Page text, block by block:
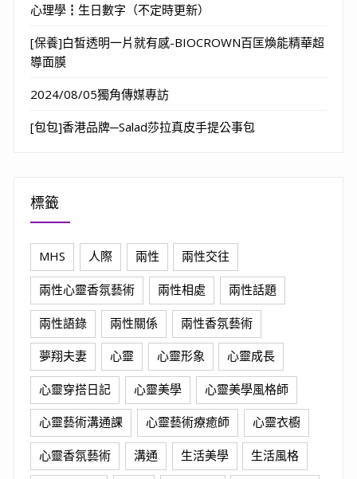
心理學┇生日數字（不定時更新）
[保養]白皙透明一片就有感-BIOCROWN百匡煥能精華超
導面膜
2024/08/05獨角傳媒專訪
[包包]香港品牌─Salad莎拉真皮手提公事包
標籤
MHS 人際 兩性 兩性交往
兩性心靈香氛藝術 兩性相處 兩性話題
兩性語錄 兩性關係 兩性香氛藝術
夢翔夫妻 心靈 心靈形象 心靈成長
心靈穿搭日記 心靈美學 心靈美學風格師
心靈藝術溝通課 心靈藝術療癒師 心靈衣櫥
心靈香氛藝術 溝通 生活美學 生活風格